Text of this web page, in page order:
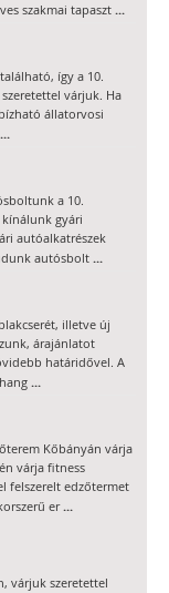
szakmai tapaszt ...
így a 10.
várjuk. Ha
állatorvosi
...
a 10.
gyári
autóalkatrészek
autósbolt ...
illetve új
árajánlatot
határidővel. A
...
Kőbányán várja
várja fitness
felszerelt edzőtermet
er...
várjuk szeretettel